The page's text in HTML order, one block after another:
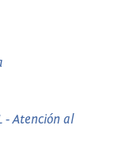
- Atención al